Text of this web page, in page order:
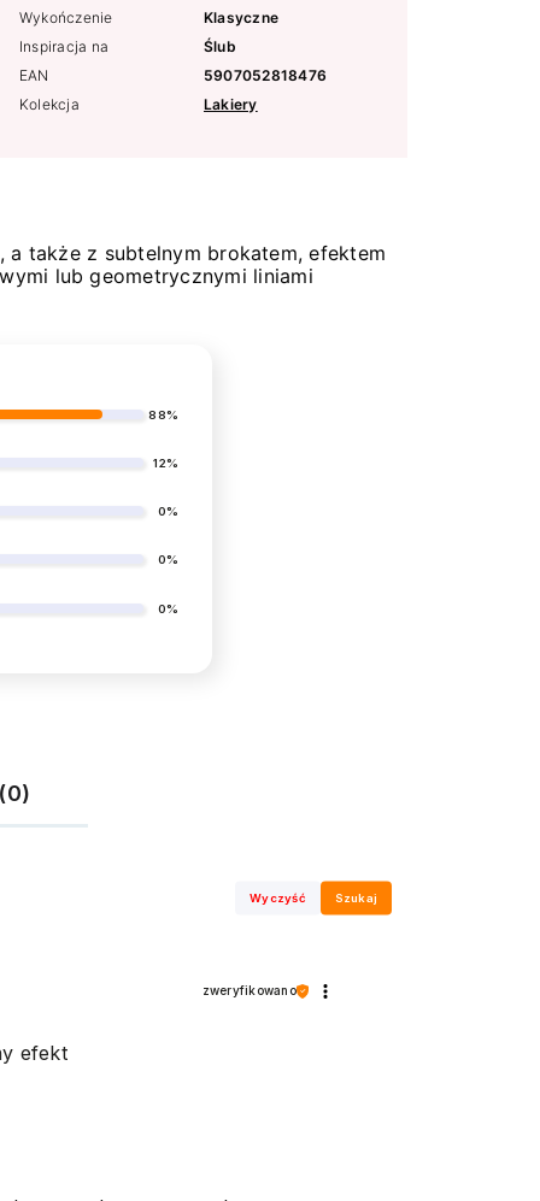
Wykończenie
Klasyczne
Inspiracja na
Ślub
EAN
5907052818476
Kolekcja
Lakiery
a także z subtelnym brokatem, efektem
lub geometrycznymi liniami
88%
12%
0%
0%
0%
Wyczyść Szukaj
zweryfikowano
efekt